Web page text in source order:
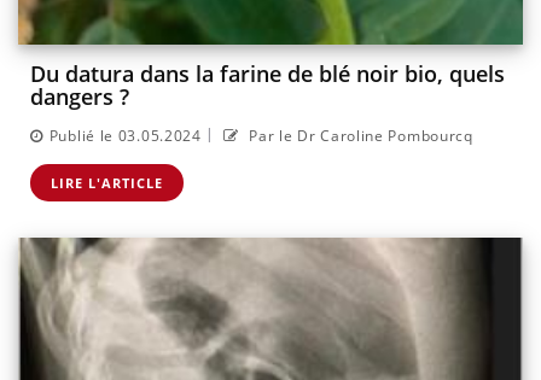
Du datura dans la farine de blé noir bio, quels
dangers ?
Publié le 03.05.2024 | Par le Dr Caroline Pombourcq
LIRE L'ARTICLE